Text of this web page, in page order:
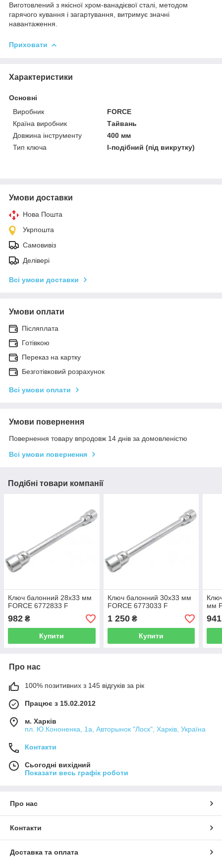
Виготовлений з якісної хром-ванадієвої сталі, методом
гарячого кування і загартування, витримує значні
навантаження.
Приховати
Характеристики
Основні
Виробник
FORCE
Країна виробник
Тайвань
Довжина інструменту
400 мм
Тип ключа
I-подібний (під викрутку)
Умови доставки
Нова Пошта
Укрпошта
Самовивіз
Делівері
Всі умови доставки
Умови оплати
Післяплата
Готівкою
Переказ на картку
Безготівковий розрахунок
Всі умови оплати
Умови повернення
Повернення товару впродовж 14 днів за домовленістю
Всі умови повернення
Подібні товари компанії
Ключ балонний 28х33 мм
FORCE 6772833 F
982 ₴
Купити
Ключ балонний 30х33 мм
FORCE 6773033 F
1 250₴
Купити
мм
941
Про нас
100% позитивних з 145 відгуків за рік
Працює з 15.02.2012
м. Харків
пл. Ю.Кононенка, 1а, Авторынок "Лоск", Харків, Україна
Контакти
Сьогодні вихідний
Показати весь графік роботи
Про нас
Контакти
Доставка та оплата